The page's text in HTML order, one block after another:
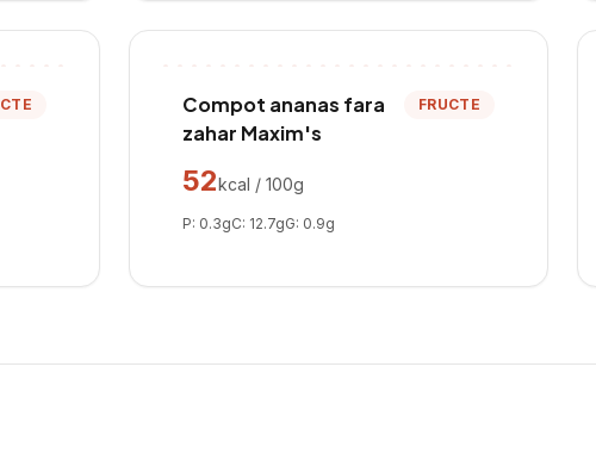
Compot ananas fara
zahar Maxim's
FRUCTE
52kcal / 100g
P: 0.3gC: 12.7gG: 0.9g